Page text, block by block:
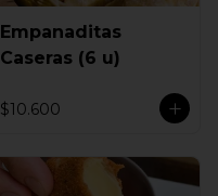
Empanaditas
Caseras (6 u)
$10.600